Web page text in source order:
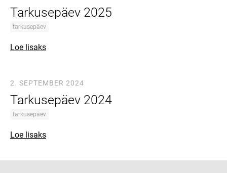
Tarkusepäev 2025
tarkusepäev
Loe lisaks
2. SEPTEMBER 2024
Tarkusepäev 2024
tarkusepäev
Loe lisaks